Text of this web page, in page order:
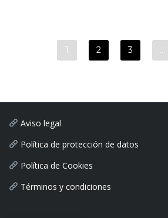
1 2 3 …
Aviso legal
Política de protección de datos
Política de Cookies
Términos y condiciones